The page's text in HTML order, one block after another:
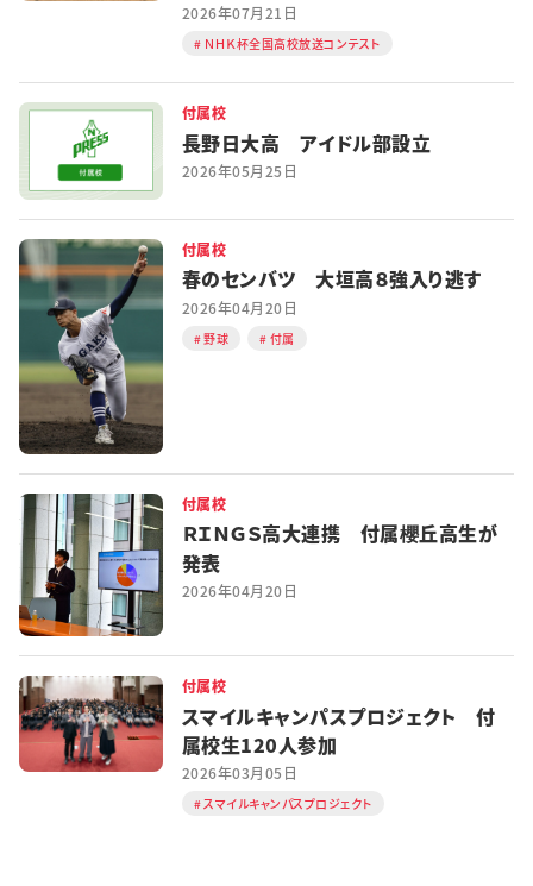
2026年07月21日
ＮＨＫ杯全国高校放送コンテスト
付属校
長野日大高 アイドル部設立
2026年05月25日
付属校
春のセンバツ 大垣高８強入り逃す
2026年04月20日
野球 付属
付属校
ＲＩＮＧＳ高大連携 付属櫻丘高生が
発表
2026年04月20日
付属校
スマイルキャンパスプロジェクト 付
属校生120人参加
2026年03月05日
スマイルキャンパスプロジェクト